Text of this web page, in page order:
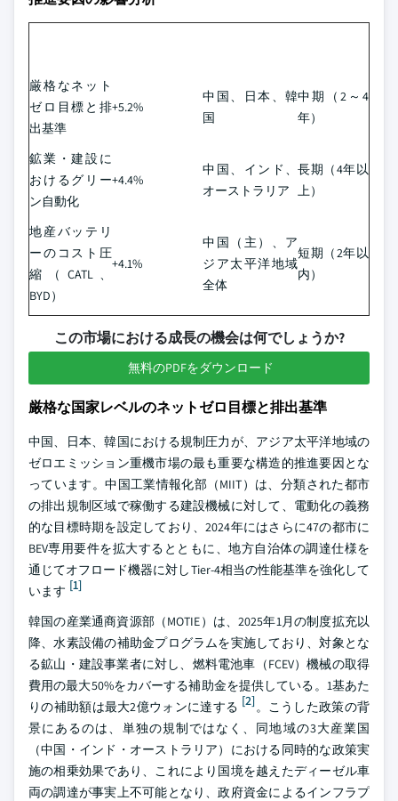
厳格なネット
ゼロ目標と排
出基準
+5.2%
中国、日本、韓
国
中期（2～4
年）
鉱業・建設に
おけるグリー
ン自動化
+4.4%
中国、インド、
オーストラリア
長期（4年以
上）
地産バッテリ
ーのコスト圧
縮（CATL、
BYD）
+4.1%
中国（主）、ア
ジア太平洋地域
全体
短期（2年以
内）
この市場における成長の機会は何でしょうか?
無料のPDFをダウンロード
厳格な国家レベルのネットゼロ目標と排出基準
中国、日本、韓国における規制圧力が、アジア太平洋地域の
ゼロエミッション重機市場の最も重要な構造的推進要因とな
っています。中国工業情報化部（MIIT）は、分類された都市
の排出規制区域で稼働する建設機械に対して、電動化の義務
的な目標時期を設定しており、2024年にはさらに47の都市に
BEV専用要件を拡大するとともに、地方自治体の調達仕様を
通じてオフロード機器に対しTier-4相当の性能基準を強化して
います [1]
韓国の産業通商資源部（MOTIE）は、2025年1月の制度拡充以
降、水素設備の補助金プログラムを実施しており、対象とな
る鉱山・建設事業者に対し、燃料電池車（FCEV）機械の取得
費用の最大50%をカバーする補助金を提供している。1基あた
りの補助額は最大2億ウォンに達する [2]。こうした政策の背
景にあるのは、単独の規制ではなく、同地域の3大産業国
（中国・インド・オーストラリア）における同時的な政策実
施の相乗効果であり、これにより国境を越えたディーゼル車
両の調達が事実上不可能となり、政府資金によるインフラプ